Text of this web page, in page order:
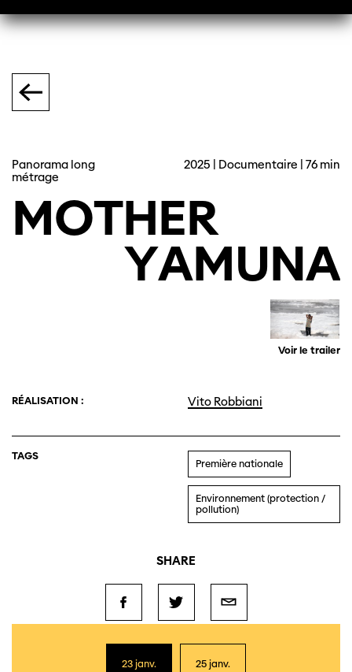
Panorama long
métrage
2025 | Documentaire | 76 min
MOTHER
YAMUNA
Voir le trailer
RÉALISATION : Vito Robbiani
TAGS
Première nationale
Environnement (protection /
pollution)
SHARE
23 janv. 25 janv.